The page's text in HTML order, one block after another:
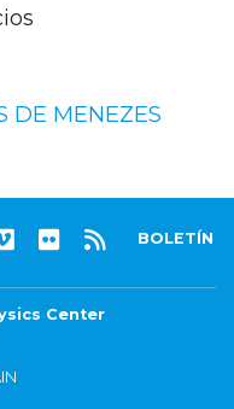
DE MENEZES
BOLETÍN
Center